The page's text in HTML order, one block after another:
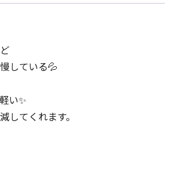
している💦
い✨
してくれます。